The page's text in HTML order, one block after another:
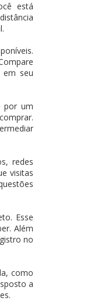
está
em seu
por um
redes
visitas
Esse
Além
no
como
a